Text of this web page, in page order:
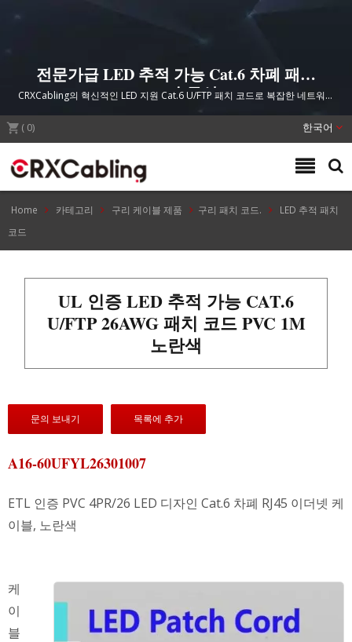
전문가급 LED 추적 가능 Cat.6 차폐 패치
코드 솔루션
CRXCabling의 혁신적인 LED 지원 Cat.6 U/FTP 패치 코드로 복잡한 네트워크
환경에서 케이블 식별이 간편해지며, 연결 해제 없이도 사용할 수 있습니다.
ANSI/TIA-568.2-D 규정을 준수하며, 우수한 전도성과 신뢰성을 위한 프리미
엄 금도금 커넥터가 특징입니다.
( 0) 한국어
Home 카테고리 구리 케이블 제품 구리 패치 코드.
LED 추적 패치
코드
UL 인증 LED 추적 가능 CAT.6
U/FTP 26AWG 패치 코드 PVC 1M
노란색
문의 보내기 목록에 추가
A16-60UFYL26301007
ETL 인증 PVC 4PR/26 LED 디자인 Cat.6 차폐 RJ45 이더넷 케
이블, 노란색
케
이
블